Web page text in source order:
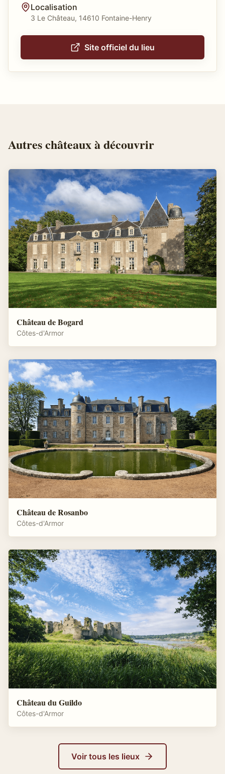
Localisation
3 Le Château, 14610 Fontaine-Henry
Site officiel du lieu
Autreschâteauxà découvrir
Château de Bogard
Côtes-d'Armor
Château de Rosanbo
Côtes-d'Armor
Château du Guildo
Côtes-d'Armor
Voir tous les lieux